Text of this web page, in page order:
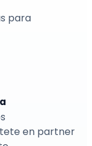
para
en partner